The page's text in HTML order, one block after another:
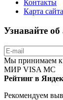
Контакты
Карта сайта
Узнавайте
Мы принимаем к
МИР VISA MC
Рейтинг в
Рекомендуем